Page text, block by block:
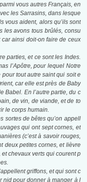
vous autres Français, en
les Sarrasins, dans lesque
vous aident, alors qu’ils sont
les avons tous brûlés, consu
ainsi doit-on faire de ceux
parties, et ce sont les Indes.
l’Apôtre, pour lequel Notre
tout autre saint qui soit e
car elle est près de Baby
Babel. En l’autre partie, du c
de vin, de viande, et de to
le corps humain.
sortes de bêtes qu’on appell
qui ont sept cornes, et
(c’est à savoir rouges,
deux petites cornes, et lièvre
chevaux verts qui courent p
griffons, et qui sont c
pour donner à manger à l